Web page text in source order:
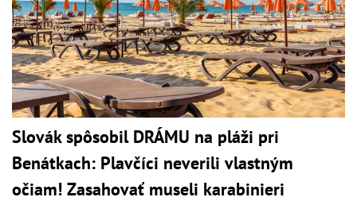
Slovák spôsobil DRÁMU na pláži pri
Benátkach: Plavčíci neverili vlastným
očiam! Zasahovať museli karabinieri